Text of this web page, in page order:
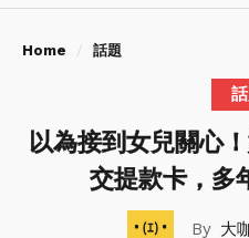
Home 話題
以為接到女兒關心
交提款卡，多
大